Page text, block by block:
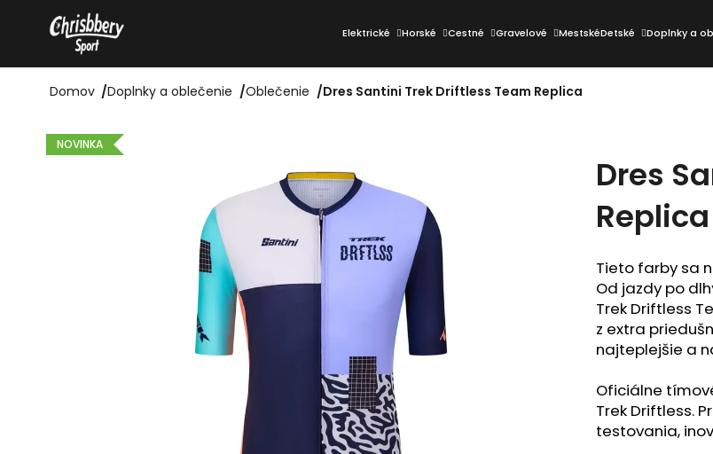
Elektrické Horské Cestné Gravelové MestskéDetské Doplnky a
Domov /Doplnky a oblečenie /Oblečenie /Dres Santini Trek Driftless Team Replica
Dres
Replica
Tieto farby sa
Od jazdy po
Trek Driftless
z extra
najteplejšie a
Oficiálne
Trek Driftless.
testovania,
NOVINKA
š
Späť
obchodu
Späť
obchodu
Čo potrebujete nájsť?
HĽADAŤ
NEPREMOKAVÁ
CYKLISTICKÁ BUNDA
RAPHA CORE II
RUKAVICE
TREK
HORSKÚ